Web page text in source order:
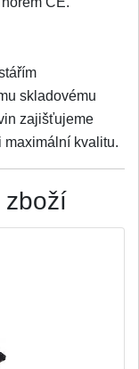
skladovému
zajišťujeme
maximální kvalitu.
zboží